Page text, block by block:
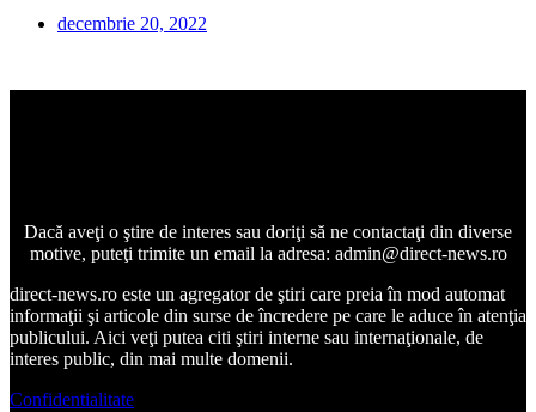
decembrie 20, 2022
Dacă aveţi o ştire de interes sau doriţi să ne contactaţi din diverse
motive, puteţi trimite un email la adresa: admin@direct-news.ro
direct-news.ro este un agregator de ştiri care preia în mod automat
informaţii şi articole din surse de încredere pe care le aduce în atenţia
publicului. Aici veţi putea citi ştiri interne sau internaţionale, de
interes public, din mai multe domenii.
Confidentialitate